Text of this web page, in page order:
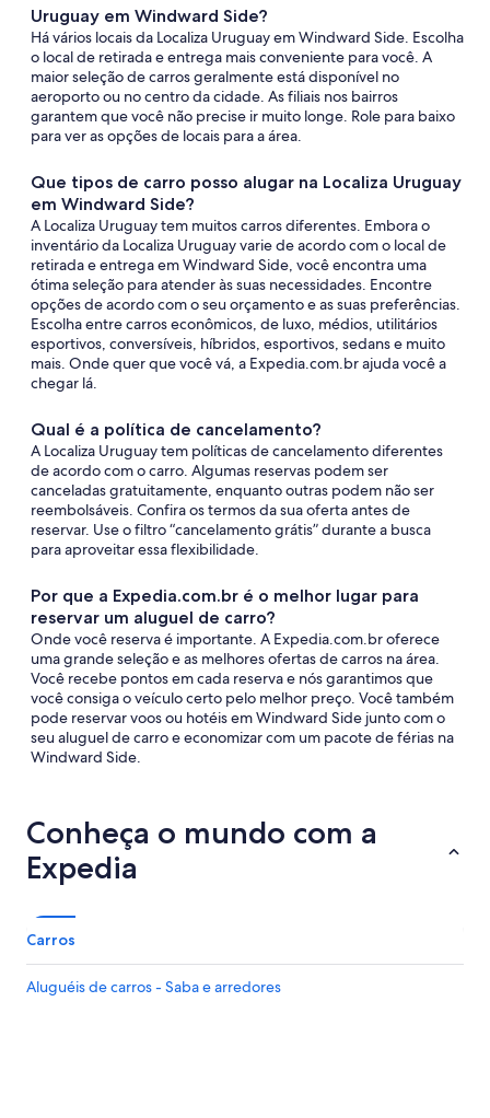
Uruguay em Windward Side?
Há vários locais da Localiza Uruguay em Windward Side. Escolha
o local de retirada e entrega mais conveniente para você. A
maior seleção de carros geralmente está disponível no
aeroporto ou no centro da cidade. As filiais nos bairros
garantem que você não precise ir muito longe. Role para baixo
para ver as opções de locais para a área.
Que tipos de carro posso alugar na Localiza Uruguay
em Windward Side?
A Localiza Uruguay tem muitos carros diferentes. Embora o
inventário da Localiza Uruguay varie de acordo com o local de
retirada e entrega em Windward Side, você encontra uma
ótima seleção para atender às suas necessidades. Encontre
opções de acordo com o seu orçamento e as suas preferências.
Escolha entre carros econômicos, de luxo, médios, utilitários
esportivos, conversíveis, híbridos, esportivos, sedans e muito
mais. Onde quer que você vá, a Expedia.com.br ajuda você a
chegar lá.
Qual é a política de cancelamento?
A Localiza Uruguay tem políticas de cancelamento diferentes
de acordo com o carro. Algumas reservas podem ser
canceladas gratuitamente, enquanto outras podem não ser
reembolsáveis. Confira os termos da sua oferta antes de
reservar. Use o filtro “cancelamento grátis” durante a busca
para aproveitar essa flexibilidade.
Por que a Expedia.com.br é o melhor lugar para
reservar um aluguel de carro?
Onde você reserva é importante. A Expedia.com.br oferece
uma grande seleção e as melhores ofertas de carros na área.
Você recebe pontos em cada reserva e nós garantimos que
você consiga o veículo certo pelo melhor preço. Você também
pode reservar voos ou hotéis em Windward Side junto com o
seu aluguel de carro e economizar com um pacote de férias na
Windward Side.
Conheça o mundo com a
Expedia
Carros
Aluguéis de carros - Saba e arredores